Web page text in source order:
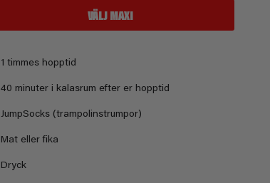
VÄLJ MAXI
1 timmes hopptid
40 minuter i kalasrum efter er hopptid
JumpSocks (trampolinstrumpor)
Mat eller fika
Dryck